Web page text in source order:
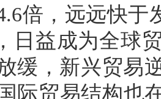
倍，远远快于
日益成为全球
缓，新兴贸易
际贸易结构也